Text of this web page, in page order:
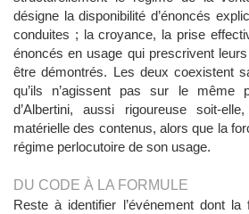
désigne la disponibilité d’énoncés
conduites ; la croyance, la prise
énoncés en usage qui prescrivent
être démontrés. Les deux coexistent
qu’ils n’agissent pas sur le même
d’Albertini, aussi rigoureuse soit-
matérielle des contenus, alors que la
régime perlocutoire de son usage.
DU CODE À LA FORMULE
Reste à identifier l’événement dont